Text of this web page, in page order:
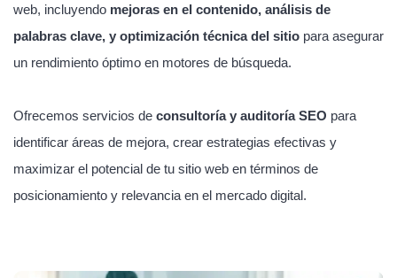
web, incluyendo mejoras en el contenido, análisis de
palabras clave, y optimización técnica del sitio para asegurar
un rendimiento óptimo en motores de búsqueda.
Ofrecemos servicios de consultoría y auditoría SEO para
identificar áreas de mejora, crear estrategias efectivas y
maximizar el potencial de tu sitio web en términos de
posicionamiento y relevancia en el mercado digital.